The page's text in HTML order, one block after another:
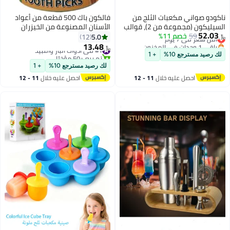
صواني مكعبات الثلج من
السيليكون (مجموعة من 2)، قوالب
ثلج كبيرة، سهلة الفك،
مكعبات ثلج خالية من مادة BPA
لإعادة الاستخدام للويسكي
والحرف اليدوية
اليدوية
52.03
59خصم 11%أقل سعر في 7 يوم
باقي 1 وحدات في المخزون
أقل سعر في 7 يوم
رصيد مسترجع 10% + 1
احصل عليه خلال 11 - 12
فالكون باك 500 قطعة من أعواد
الأسنان المصنوعة من الخيزران
الطبيعية
5.0
12
13.48
#1 في أدوات البار والنبيذ
تم بيع +50 مؤخرًا
#1 في أدوات البار والنبيذ
لك رصيد مسترجع 10% + 1
احصل عليه خلال 11 - 12